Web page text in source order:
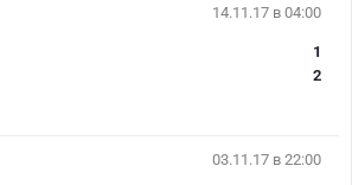
14.11.17 в 04:00
1
2
03.11.17 в 22:00